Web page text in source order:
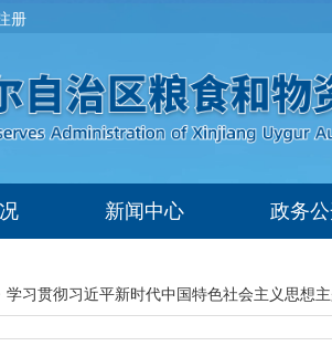
册
新闻中心 政务
学习贯彻习近平新时代中国特色社会主义思想